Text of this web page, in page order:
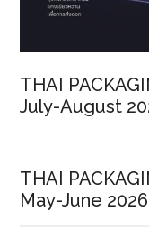
THAI
July-August
THAI
May-June 2026